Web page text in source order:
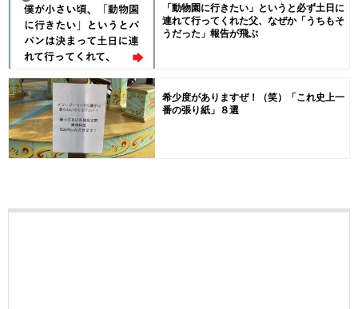
「動物園に行きたい」というと必ず土日に
連れて行ってくれた父、なぜか「うちもそ
うだった」報告が飛ぶ
希少度がありますぜ！（笑）「これ史上一
番の張り紙」８選